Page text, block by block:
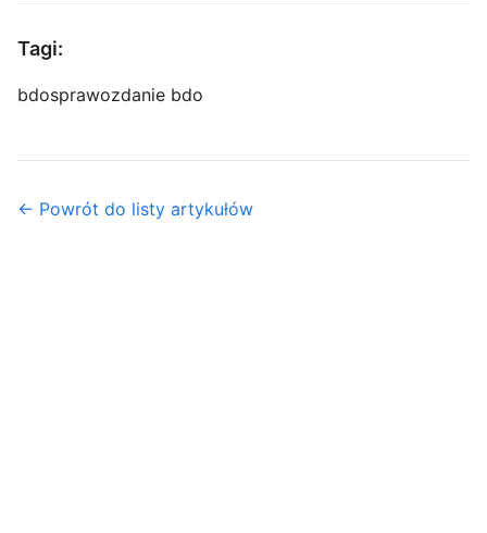
Tagi:
bdosprawozdanie bdo
← Powrót do listy artykułów